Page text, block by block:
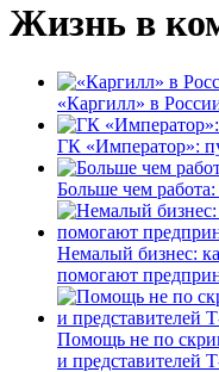
Жизнь в
«Каргилл» в
ГК «Император»:
Больше чем
Немалый бизнес:
помогают
Помощь не по
и представителей